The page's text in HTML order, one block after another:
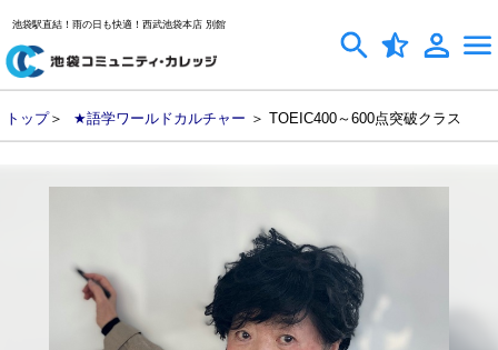
池袋駅直結！雨の日も快適！西武池袋本店 別館
トップ＞ ★語学ワールドカルチャー ＞ TOEIC400～600点突破クラス